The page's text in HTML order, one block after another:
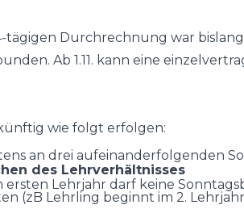
tägigen Durchrechnung war
Ab 1.11. kann eine
wie folgt erfolgen:
an drei aufeinanderfolgenden
des Lehrverhältnisses
Lehrjahr darf keine
(zB Lehrling beginnt im 2.